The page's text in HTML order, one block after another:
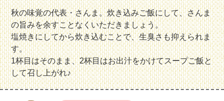
秋の味覚の代表・さんま。炊き込みご飯にして、さんま
の旨みを余すことなくいただきましょう。
塩焼きにしてから炊き込むことで、生臭さも抑えられま
す。
1杯目はそのまま、2杯目はお出汁をかけてスープご飯と
して召し上がれ♪